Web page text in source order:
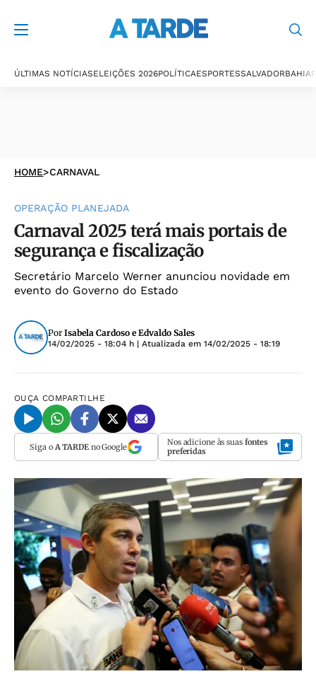
ÚLTIMAS NOTÍCIASELEIÇÕES 2026POLÍTICAESPORTESSALVADORBAHIA
HOME>CARNAVAL
OPERAÇÃO PLANEJADA
Carnaval 2025 terá mais portais de
segurança e fiscalização
Secretário Marcelo Werner anunciou novidade em
evento do Governo do Estado
Por Isabela Cardoso e Edvaldo Sales
14/02/2025 - 18:04 h | Atualizada em 14/02/2025 - 18:19
OUÇA COMPARTILHE
Siga o A TARDEno Google Nos adicione às suas fontes
preferidas